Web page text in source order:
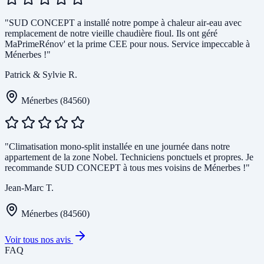
"SUD CONCEPT a installé notre pompe à chaleur air-eau avec
remplacement de notre vieille chaudière fioul. Ils ont géré
MaPrimeRénov' et la prime CEE pour nous. Service impeccable à
Ménerbes !"
Patrick & Sylvie R.
Ménerbes (84560)
"Climatisation mono-split installée en une journée dans notre
appartement de la zone Nobel. Techniciens ponctuels et propres. Je
recommande SUD CONCEPT à tous mes voisins de Ménerbes !"
Jean-Marc T.
Ménerbes (84560)
Voir tous nos avis
FAQ